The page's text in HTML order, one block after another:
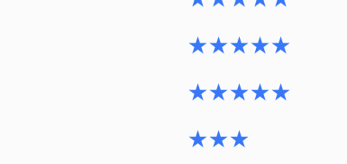
★★★★★
★★★★★
★★★